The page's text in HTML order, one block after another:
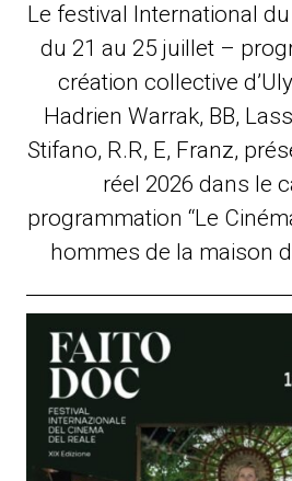
Le festival International
du 21 au 25 juillet –
création collective
Hadrien Warrak, BB,
Stifano, R.R, E, Franz,
réel 2026 dans le
programmation “Le
hommes de la maison